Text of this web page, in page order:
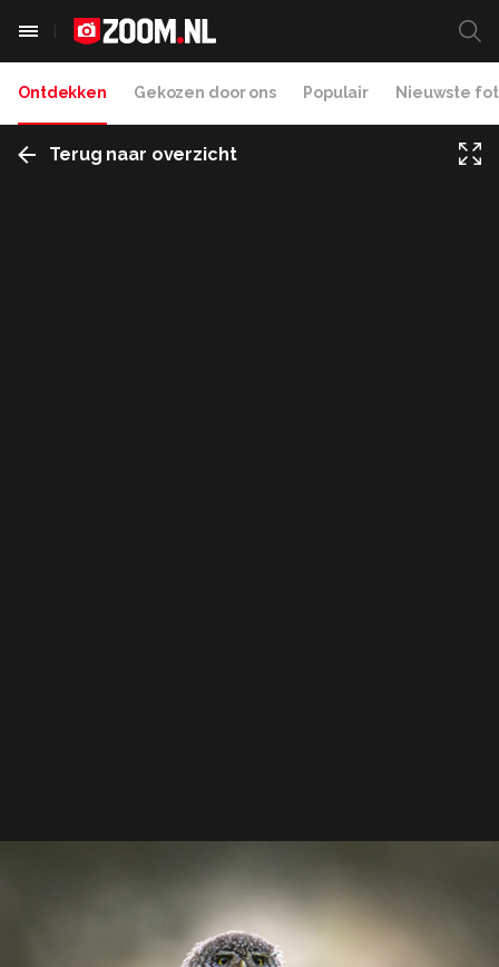
Ontdekken Gekozen door ons Populair Nieuwste
Terug naar overzicht